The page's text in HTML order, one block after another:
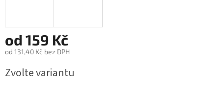
od 159 Kč
od 131,40 Kč bez DPH
cena:
Zvolte variantu